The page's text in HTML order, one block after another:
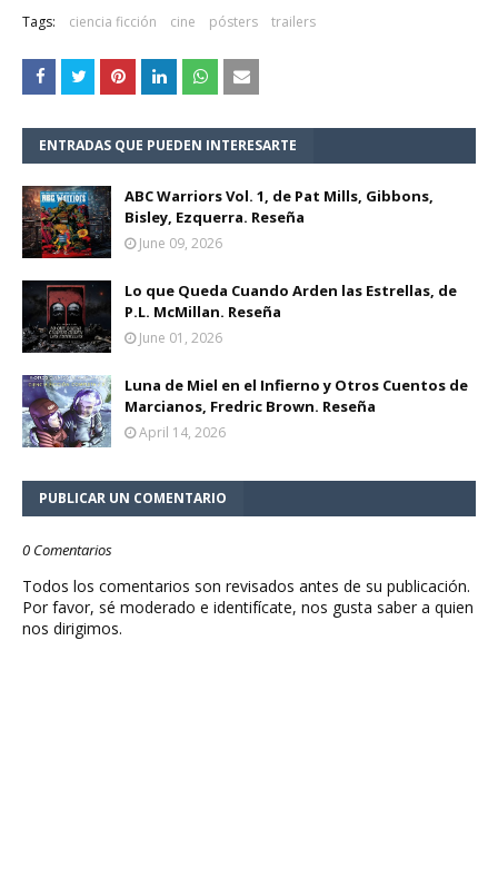
Tags: ciencia ficción cine pósters trailers
ENTRADAS QUE PUEDEN INTERESARTE
ABC Warriors Vol. 1, de Pat Mills, Gibbons,
Bisley, Ezquerra. Reseña
June 09, 2026
Lo que Queda Cuando Arden las Estrellas, de
P.L. McMillan. Reseña
June 01, 2026
Luna de Miel en el Infierno y Otros Cuentos de
Marcianos, Fredric Brown. Reseña
April 14, 2026
PUBLICAR UN COMENTARIO
0 Comentarios
Todos los comentarios son revisados antes de su publicación.
Por favor, sé moderado e identifícate, nos gusta saber a quien
nos dirigimos.